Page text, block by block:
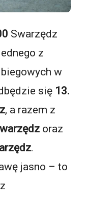
Swarzędz
z
w
się 13.
, a razem z
oraz
.
jasno – to